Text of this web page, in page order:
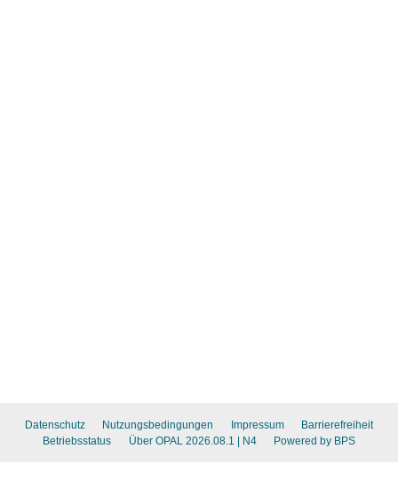
Datenschutz Nutzungsbedingungen Impressum
Barrierefreiheit
Betriebsstatus
Über OPAL 2026.08.1 | N4 Powered by BPS